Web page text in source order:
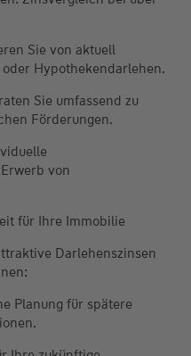
Sie von aktuell
Hypothekendarlehen.
Sie umfassend zu
Förderungen.
von
für Ihre Immobilie
Darlehenszinsen
Planung für spätere